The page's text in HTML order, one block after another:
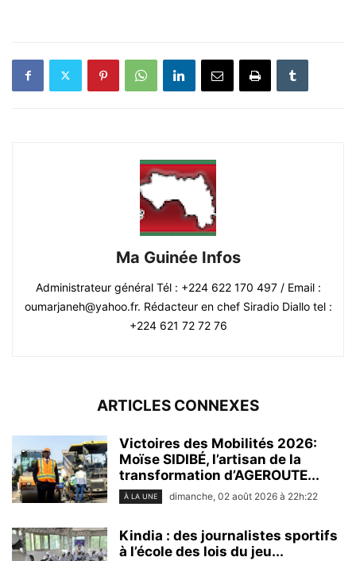
Ma Guinée Infos
Administrateur général Tél : +224 622 170 497 / Email :
oumarjaneh@yahoo.fr. Rédacteur en chef Siradio Diallo tel :
+224 621 72 72 76
ARTICLES CONNEXES
Victoires des Mobilités 2026:
Moïse SIDIBÉ, l’artisan de la
transformation d’AGEROUTE...
À LA UNE dimanche, 02 août 2026 à 22h:22
Kindia : des journalistes sportifs
à l’école des lois du jeu...